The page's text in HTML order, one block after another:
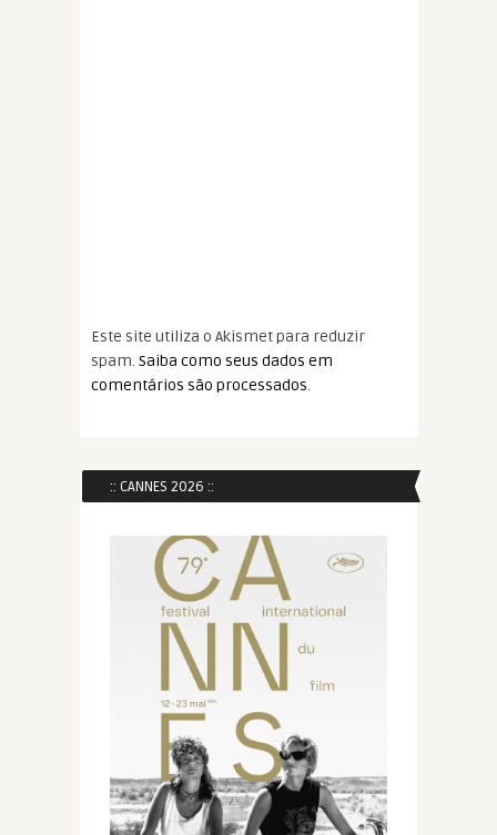
Este site utiliza o Akismet para reduzir
spam. Saiba como seus dados em
comentários são processados.
:: CANNES 2026 ::